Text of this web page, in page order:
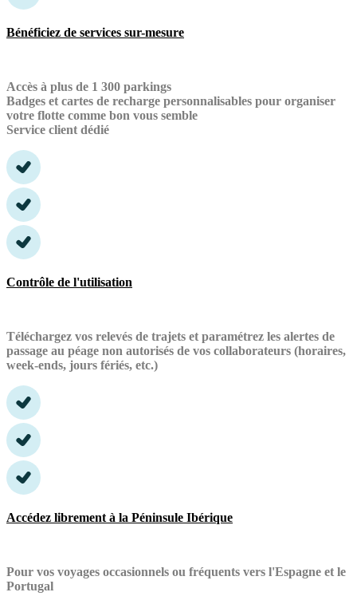
Bénéficiez de services sur-mesure
Accès à plus de 1 300 parkings
Badges et cartes de recharge personnalisables pour organiser
votre flotte comme bon vous semble
Service client dédié
Contrôle de l'utilisation
Téléchargez vos relevés de trajets et paramétrez les alertes de
passage au péage non autorisés de vos collaborateurs (horaires,
week-ends, jours fériés, etc.)
Accédez librement à la Péninsule Ibérique
Pour vos voyages occasionnels ou fréquents vers l'Espagne et le
Portugal